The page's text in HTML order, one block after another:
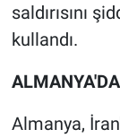
saldırısını
kullandı.
Almanya,